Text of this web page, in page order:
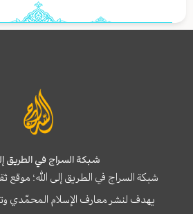
شبكة السراج في الطريق
شبكة السراج في الطريق إلى الله؛ موقع
يهدف لنشر معارف الإسلام المحمّدي